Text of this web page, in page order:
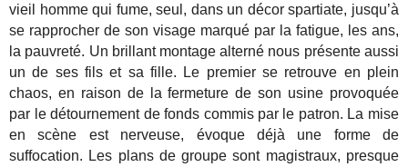
vieil homme qui fume, seul, dans un décor spartiate, jusqu’à
se rapprocher de son visage marqué par la fatigue, les ans,
la pauvreté. Un brillant montage alterné nous présente aussi
un de ses fils et sa fille. Le premier se retrouve en plein
chaos, en raison de la fermeture de son usine provoquée
par le détournement de fonds commis par le patron. La mise
en scène est nerveuse, évoque déjà une forme de
suffocation. Les plans de groupe sont magistraux, presque